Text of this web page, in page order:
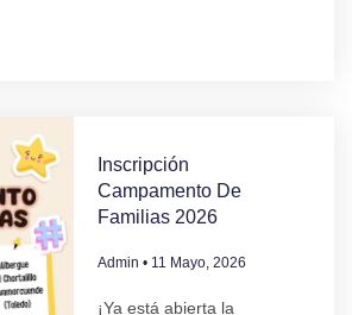
Inscripción
Campamento De
Familias 2026
Admin 11 Mayo, 2026
¡Ya está abierta la